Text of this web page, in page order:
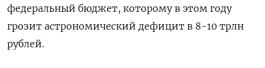
федеральный бюджет, которому в этом году
грозит астрономический дефицит в 8-10 трлн
рублей.